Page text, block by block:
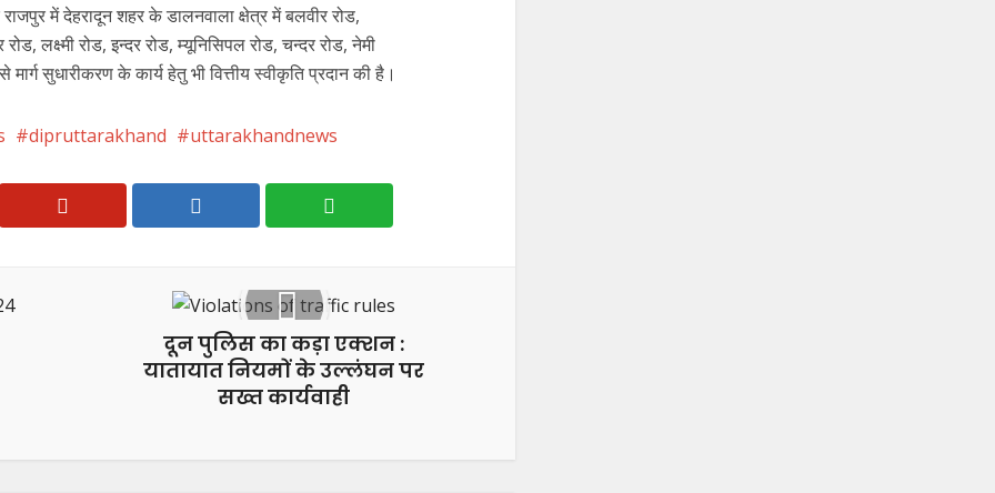
में देहरादून शहर के डालनवाला क्षेत्र में बलवीर रोड,
लक्ष्मी रोड, इन्दर रोड, म्यूनिसिपल रोड, चन्दर रोड, नेमी
सुधारीकरण के कार्य हेतु भी वित्तीय स्वीकृति प्रदान की है।
dipruttarakhand uttarakhandnews
दून पुलिस का कड़ा एक्शन :
यातायात नियमों के उल्लंघन पर
सख्त कार्यवाही